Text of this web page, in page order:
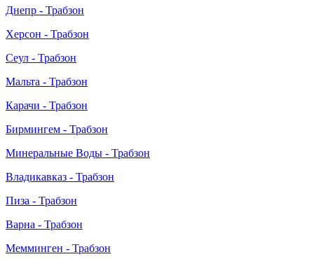
Днепр - Трабзон
Херсон - Трабзон
Сеул - Трабзон
Мальта - Трабзон
Карачи - Трабзон
Бирмингем - Трабзон
Минеральные Воды - Трабзон
Владикавказ - Трабзон
Пиза - Трабзон
Варна - Трабзон
Мемминген - Трабзон